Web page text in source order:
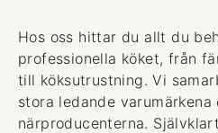
Hos oss hittar du allt du
professionella köket, från
till köksutrustning. Vi
stora ledande varumärkena
närproducenterna.